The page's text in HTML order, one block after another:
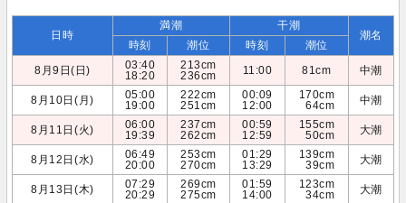
日時
満潮 干潮
潮名
時刻 潮位 時刻
潮位
8月9日(日)
03:40
18:20
213cm
236cm
11:00 81cm 中潮
8月10日(月)
05:00
19:00
222cm
251cm
00:09
12:00
170cm
64cm
中潮
8月11日(火)
06:00
19:39
237cm
262cm
00:59
12:59
155cm
50cm
大潮
8月12日(水)
06:49
20:00
253cm
270cm
01:29
13:29
139cm
39cm
大潮
8月13日(木)
07:29
20:29
269cm
275cm
01:59
14:00
123cm
34cm
大潮